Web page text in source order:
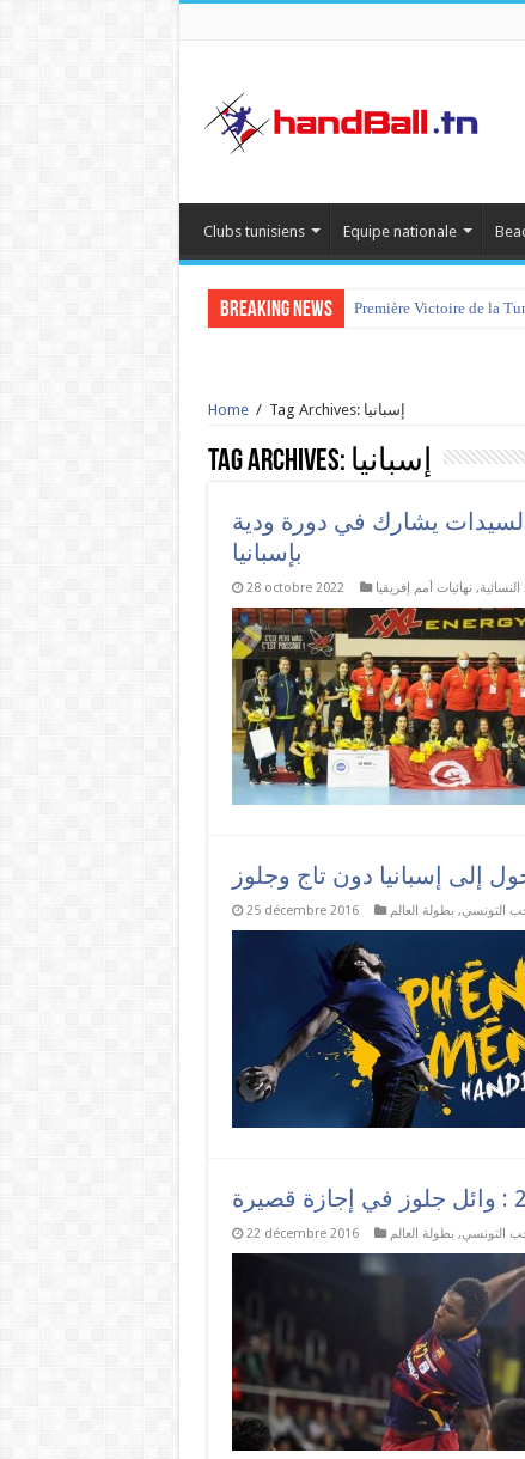
Clubs tunisiens Equipe nationale
Breaking News Première Victoire de la
Home / Tag Archives: إسبانيا
Tag Archives: إسبانيا
2022 » : منتخب السيدات يشارك في دورة ودية
بإسبانيا
28 octobre 2022 , نهائيات أمم إفريقيا
إلى إسبانيا دون تاج وجلوز
25 décembre 2016 التونسي, بطولة العالم
22 décembre 2016 التونسي, بطولة العالم